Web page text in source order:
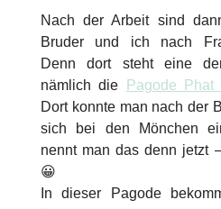
Nach der Arbeit sind
Bruder und ich nach
Denn dort steht eine
nämlich die
Pagode Phat
Dort konnte man nach der
sich bei den Mönchen
nennt man das denn jetzt
😀
In dieser Pagode